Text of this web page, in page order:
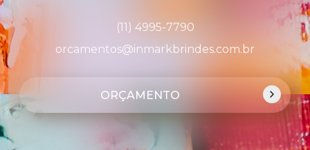
(11) 4995-7790
orcamentos@inmarkbrindes.com.br
ORÇAMENTO